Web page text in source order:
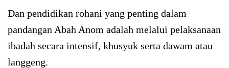
Dan pendidikan rohani yang penting dalam
pandangan Abah Anom adalah melalui pelaksanaan
ibadah secara intensif, khusyuk serta dawam atau
langgeng.